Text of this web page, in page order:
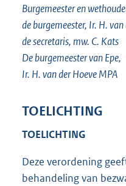
Burgemeester en
de burgemeester, Ir. H.
de secretaris, mw. C. Kats
De burgemeester van Epe,
Ir. H. van der Hoeve MPA
TOELICHTING
TOELICHTING
Deze verordening
behandeling van